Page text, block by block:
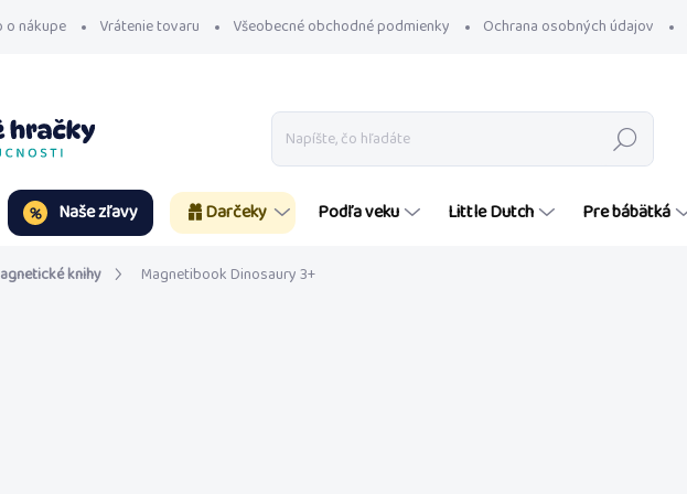
o nákupe Vrátenie tovaru Všeobecné obchodné podmienky Ochrana osobných údajov
Hľadať
Naše zľavy Darčeky Podľa veku Little Dutch Pre bábätká
knihy Magnetibook Dinosaury 3+